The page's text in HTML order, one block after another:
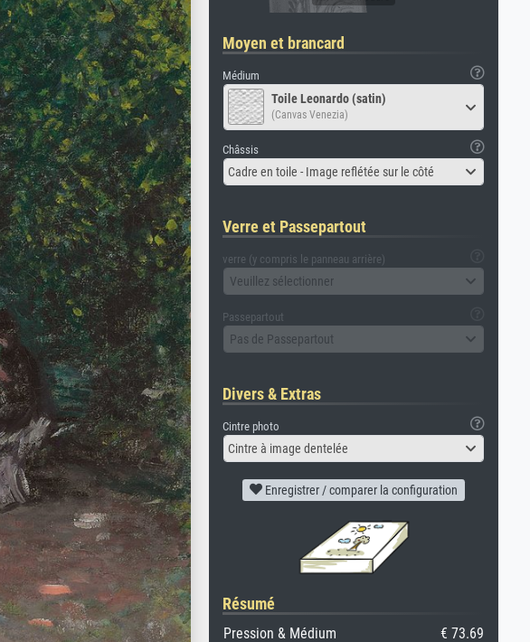
Moyen et brancard
Médium
Toile Leonardo (satin)
(Canvas Venezia)
Châssis
Cadre en toile - Image reflétée sur le côté
Verre et Passepartout
verre (y compris le panneau arrière)
Veuillez sélectionner
Passepartout
Pas de Passepartout
Divers & Extras
Cintre photo
Cintre à image dentelée
Enregistrer / comparer la configuration
Résumé
Pression & Médium
€ 73.69